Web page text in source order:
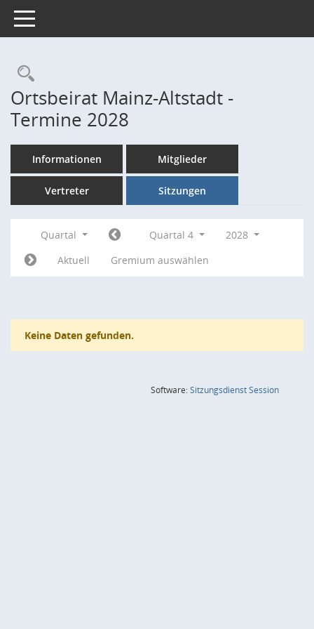
Toggle navigation
Rechercheauswahl
Ortsbeirat Mainz-Altstadt -
Termine 2028
Informationen Mitglieder
Vertreter Sitzungen
Quartal Quartal 4
2028
Aktuell
Gremium auswählen
Keine Daten gefunden.
Software:SitzungsdienstSession(Wird in